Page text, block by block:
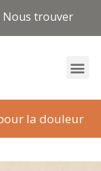
Nous trouver
la douleur